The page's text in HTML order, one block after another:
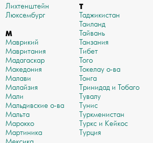
Лихтенштейн
Люксембург
М
Маврикий
Мавритания
Мадагаскар
Македония
Малави
Малайзия
Мали
Мальдивские о-ва
Мальта
Марокко
Мартиника
Т
Таджикистан
Таиланд
Тайвань
Танзания
Тибет
Того
Токелау о-ва
Тонга
Тринидад и Тобаго
Тувалу
Тунис
Туркменистан
Туркс и Кейкос
Турция